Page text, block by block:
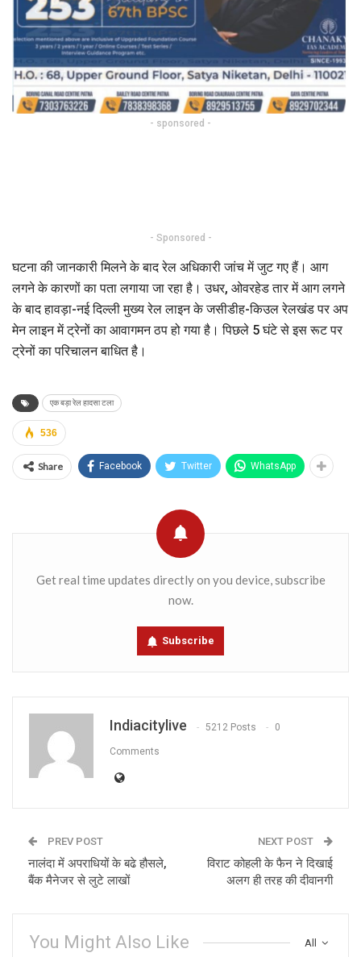
- sponsored -
- Sponsored -
घटना की जानकारी मिलने के बाद रेल अधिकारी जांच में जुट गए हैं। आग
लगने के कारणों का पता लगाया जा रहा है। उधर, ओवरहेड तार में आग लगने
के बाद हावड़ा-नई दिल्ली मुख्य रेल लाइन के जसीडीह-किउल रेलखंड पर अप
मेन लाइन में ट्रेनों का आवागमन ठप हो गया है। पिछले 5 घंटे से इस रूट पर
ट्रेनों का परिचालन बाधित है।
एक बड़ा रेल हादसा टला
536
Share Facebook Twitter WhatsApp
Get real time updates directly on you device, subscribe
now.
Subscribe
Indiacitylive 5212 Posts 0
Comments
PREV POST
नालंदा में अपराधियों के बढे हौसले,
बैंक मैनेजर से लुटे लाखों
NEXT POST
विराट कोहली के फैन ने दिखाई
अलग ही तरह की दीवानगी
All
You Might Also Like